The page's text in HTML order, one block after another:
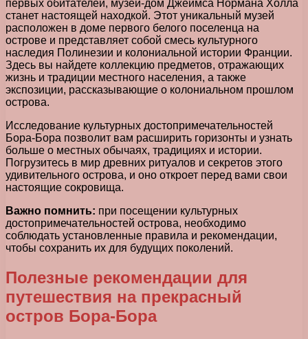
первых обитателей, музей-дом Джеймса Нормана Холла
станет настоящей находкой. Этот уникальный музей
расположен в доме первого белого поселенца на
острове и представляет собой смесь культурного
наследия Полинезии и колониальной истории Франции.
Здесь вы найдете коллекцию предметов, отражающих
жизнь и традиции местного населения, а также
экспозиции, рассказывающие о колониальном прошлом
острова.
Исследование культурных достопримечательностей
Бора-Бора позволит вам расширить горизонты и узнать
больше о местных обычаях, традициях и истории.
Погрузитесь в мир древних ритуалов и секретов этого
удивительного острова, и оно откроет перед вами свои
настоящие сокровища.
Важно помнить: при посещении культурных
достопримечательностей острова, необходимо
соблюдать установленные правила и рекомендации,
чтобы сохранить их для будущих поколений.
Полезные рекомендации для
путешествия на прекрасный
остров Бора-Бора